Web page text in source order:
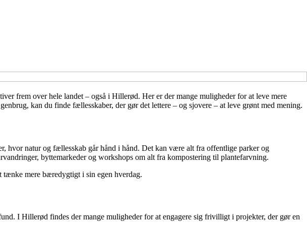
frem over hele landet – også i Hillerød. Her er der mange muligheder for at leve mere
kan du finde fællesskaber, der gør det lettere – og sjovere – at leve grønt med mening.
hvor natur og fællesskab går hånd i hånd. Det kan være alt fra offentlige parker og
byttemarkeder og workshops om alt fra kompostering til plantefarvning.
tænke mere bæredygtigt i sin egen hverdag.
I Hillerød findes der mange muligheder for at engagere sig frivilligt i projekter, der gør en